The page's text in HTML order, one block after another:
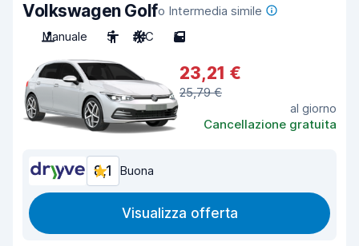
Volkswagen Golfo Intermedia simile
Manuale
5 A/C 5
23,21 €
25,79 €
al giorno
Cancellazione gratuita
8,1 Buona
Visualizza offerta